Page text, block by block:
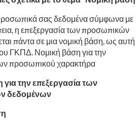
σας δεδομένα σύμφωνα με
η επεξεργασία των προσωπικών
πάντα σε μια νομική βάση, ως αυτή
ΓΚΠΔ. Νομική βάση για την
προσωπικού χαρακτήρα
την επεξεργασία των
δεδομένων